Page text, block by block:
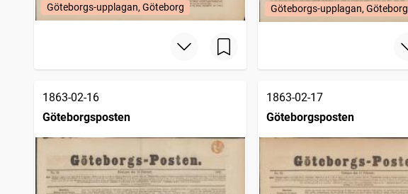
Göteborgs-upplagan, Göteborg Göteborgs-upplagan, Göteborg
1863-02-16
Göteborgsposten
1863-02-17
Göteborgsposten